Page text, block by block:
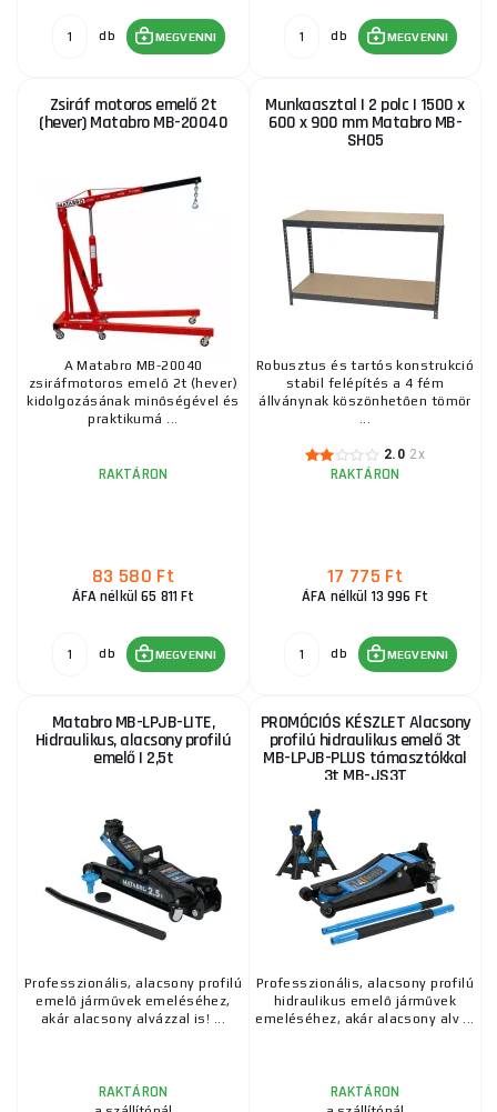
db MEGVENNI db MEGVENNI
Zsiráf motoros emelő 2t
(hever) Matabro MB-20040
A Matabro MB-20040
zsiráfmotoros emelő 2t (hever)
kidolgozásának minőségével és
praktikumá ...
RAKTÁRON
83 580 Ft
ÁFA nélkül 65 811 Ft
db MEGVENNI
Munkaasztal | 2 polc | 1500 x
600 x 900 mm Matabro MB-
SH05
Robusztus és tartós konstrukció
stabil felépítés a 4 fém
állványnak köszönhetően tömör
...
2.0 2x
RAKTÁRON
17 775 Ft
ÁFA nélkül 13 996 Ft
db MEGVENNI
Matabro MB-LPJB-LITE,
Hidraulikus, alacsony profilú
emelő | 2,5t
Professzionális, alacsony profilú
emelő járművek emeléséhez,
akár alacsony alvázzal is! ...
RAKTÁRON
PROMÓCIÓS KÉSZLET Alacsony
profilú hidraulikus emelő 3t
MB-LPJB-PLUS támasztókkal
3t MB-JS3T
Professzionális, alacsony profilú
hidraulikus emelő járművek
emeléséhez, akár alacsony alv ...
RAKTÁRON